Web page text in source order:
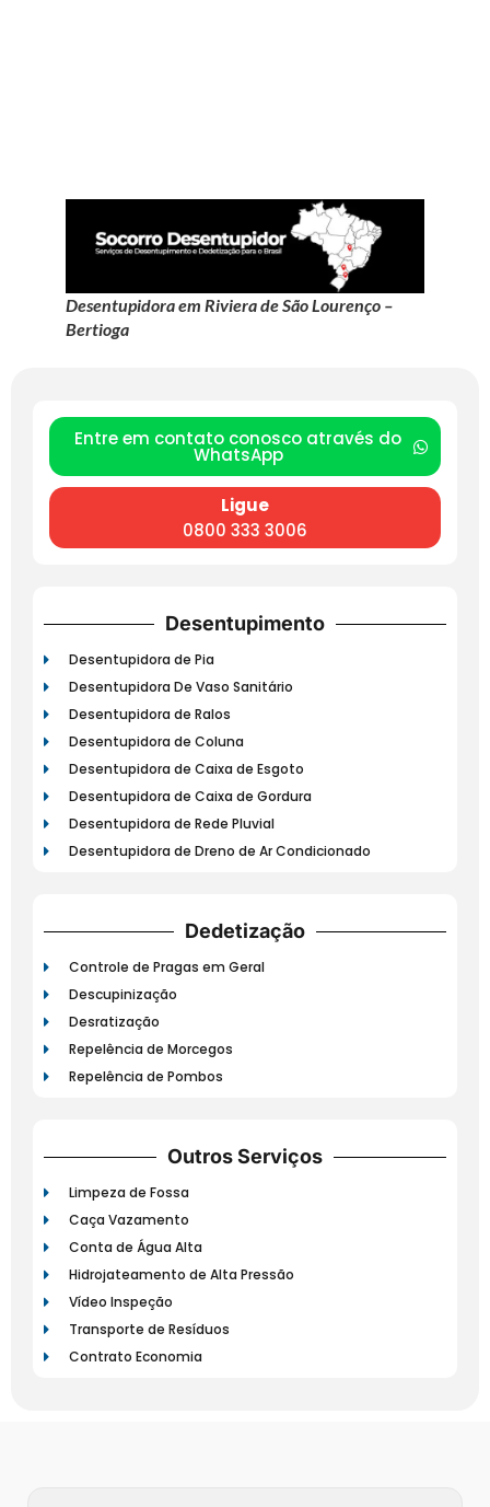
Desentupidora em Riviera de São Lourenço –
Bertioga
Entre em contato conosco através do
WhatsApp
Ligue
0800 333 3006
Desentupimento
Desentupidora de Pia
Desentupidora De Vaso Sanitário
Desentupidora de Ralos
Desentupidora de Coluna
Desentupidora de Caixa de Esgoto
Desentupidora de Caixa de Gordura
Desentupidora de Rede Pluvial
Desentupidora de Dreno de Ar Condicionado
Dedetização
Controle de Pragas em Geral
Descupinização
Desratização
Repelência de Morcegos
Repelência de Pombos
Outros Serviços
Limpeza de Fossa
Caça Vazamento
Conta de Água Alta
Hidrojateamento de Alta Pressão
Vídeo Inspeção
Transporte de Resíduos
Contrato Economia